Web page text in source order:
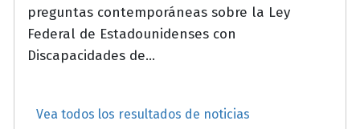
preguntas contemporáneas sobre la Ley
Federal de Estadounidenses con
Discapacidades de...
Vea todos los resultados de noticias